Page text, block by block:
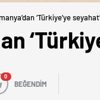
‘Türkiye’ye
0
BEĞENDİM